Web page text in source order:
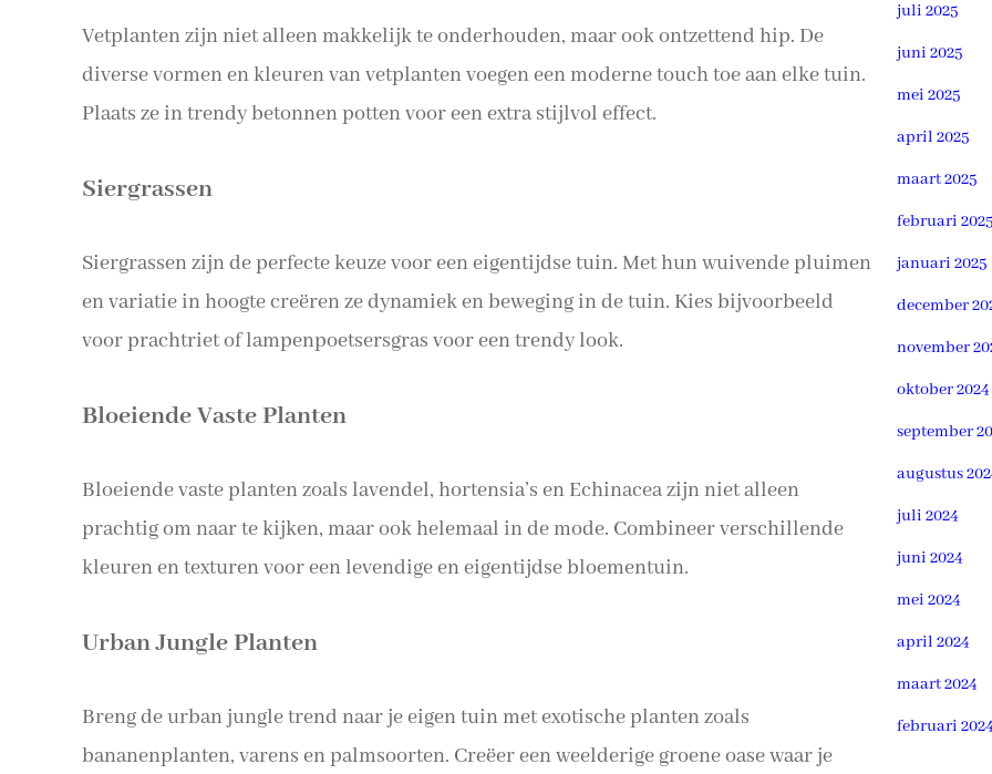
Vetplanten zijn niet alleen makkelijk te onderhouden, maar ook ontzettend hip. De
diverse vormen en kleuren van vetplanten voegen een moderne touch toe aan elke tuin.
Plaats ze in trendy betonnen potten voor een extra stijlvol effect.
Siergrassen
Siergrassen zijn de perfecte keuze voor een eigentijdse tuin. Met hun wuivende pluimen
en variatie in hoogte creëren ze dynamiek en beweging in de tuin. Kies bijvoorbeeld
voor prachtriet of lampenpoetsersgras voor een trendy look.
Bloeiende Vaste Planten
Bloeiende vaste planten zoals lavendel, hortensia’s en Echinacea zijn niet alleen
prachtig om naar te kijken, maar ook helemaal in de mode. Combineer verschillende
kleuren en texturen voor een levendige en eigentijdse bloementuin.
Urban Jungle Planten
Breng de urban jungle trend naar je eigen tuin met exotische planten zoals
bananenplanten, varens en palmsoorten. Creëer een weelderige groene oase waar je
juli 2025
juni 2025
mei 2025
april 2025
maart 2025
februari 2025
januari 2025
december
november
oktober 2024
september
augustus
juli 2024
juni 2024
mei 2024
april 2024
maart 2024
februari 2024